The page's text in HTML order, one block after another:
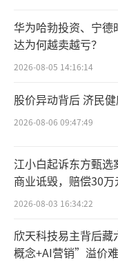
方面有着丰富的
有市场人士
成，显然是看
面的能力，以
这次管理层
展方向具有重
光大银行在科
创新，以及如
成为投资者关
华为哈勃投资、宁德
达为何越卖越亏？
2026-08-05 14:16:14
股价异动背后 济民
2026-08-06 09:47:49
江小白起诉东方甄
商业诋毁，赔偿30万
2026-08-03 16:34:22
欣天科技易主背后
概念+AI营销”溢价